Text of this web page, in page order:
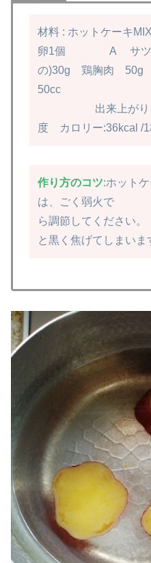
材料 : ホットケーキ
卵1個
A サツマ
の)30g 鶏胸肉 50g
出来上が
度 カロリー:36kcal /
作り方のコツ:ホット
は、ごく弱火で 焼
ら調節してください。
と黒く焦げてしまい